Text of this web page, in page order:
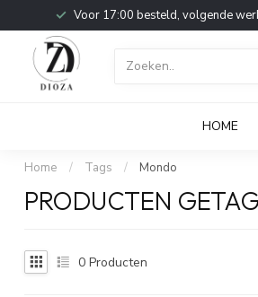
Voor 17:00 besteld, volgende
HOME
Home / Tags / Mondo
PRODUCTEN
0 Producten